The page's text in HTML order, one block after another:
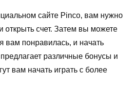
сайте Pinco, вам нужно
открыть счет. Затем вы можете
вам понравилась, и начать
различные бонусы и
вам начать играть с более